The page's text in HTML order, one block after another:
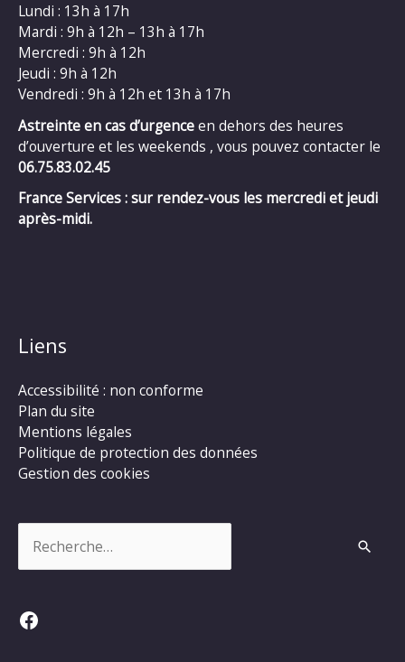
Lundi : 13h à 17h
Mardi : 9h à 12h – 13h à 17h
Mercredi : 9h à 12h
Jeudi : 9h à 12h
Vendredi : 9h à 12h et 13h à 17h
Astreinte en cas d’urgenceen dehors des heures
d’ouverture et les weekends , vous pouvez contacter le
06.75.83.02.45
France Services : sur rendez-vous les mercredi et jeudi
après-midi.
Liens
Accessibilité : non conforme
Plan du site
Mentions légales
Politique de protection des données
Gestion des cookies
Facebook